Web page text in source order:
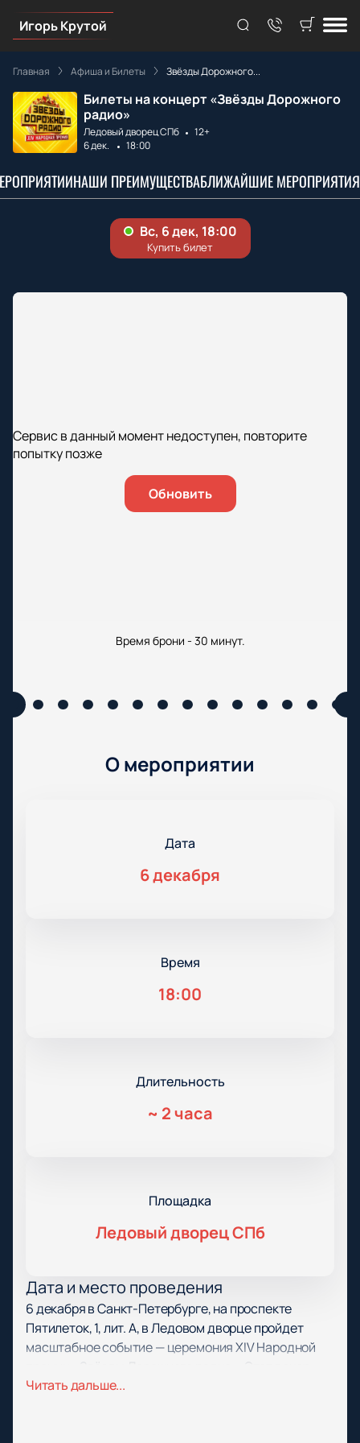
Игорь Крутой
Главная Афиша и Билеты Звёзды Дорожного...
Билеты на концерт «Звёзды Дорожного
радио»
Ледовый дворец СПб
12+
6 дек.
18:00
НАШИ ПРЕИМУЩЕСТВАБЛИЖАЙШИЕ МЕРОПРИЯТИЯ
Сервис в данный момент недоступен, повторите
попытку позже
Обновить
Время брони - 30 минут.
О мероприятии
Дата
6 декабря
Время
18:00
Длительность
~ 2 часа
Площадка
Ледовый дворец СПб
Дата и место проведения
6 декабря в Санкт-Петербурге, на проспекте
Пятилеток, 1, лит. А, в Ледовом дворце пройдет
масштабное событие — церемония XIV Народной
станет ярким моментом для всех поклонников
Читать дальше...